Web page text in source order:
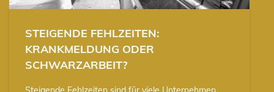
STEIGENDE FEHLZEITEN:
KRANKMELDUNG ODER
SCHWARZARBEIT?